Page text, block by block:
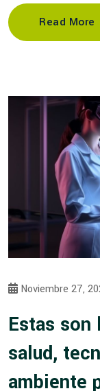
Read More
Noviembre 27,
Estas
salud,
ambiente